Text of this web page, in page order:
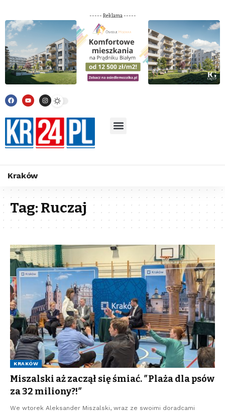
----- Reklama -----
Kraków
Tag:Ruczaj
KRAKÓW
Miszalski aż zaczął się śmiać. ″Plaża dla psów
za 32 miliony?!″
We wtorek Aleksander Miszalski, wraz ze swoimi doradcami